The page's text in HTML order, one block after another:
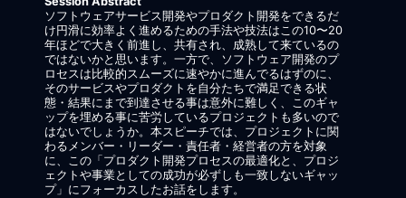
ソフトウェアサービス開発やプロダクト開発をできるだ
け円滑に効率よく進めるための手法や技法はこの10〜20
年ほどで大きく前進し、共有され、成熟して来ているの
ではないかと思います。一方で、ソフトウェア開発のプ
ロセスは比較的スムーズに速やかに進んでるはずのに、
そのサービスやプロダクトを自分たちで満足できる状
態・結果にまで到達させる事は意外に難しく、このギャ
ップを埋める事に苦労しているプロジェクトも多いので
はないでしょうか。本スピーチでは、プロジェクトに関
わるメンバー・リーダー・責任者・経営者の方を対象
に、この「プロダクト開発プロセスの最適化と、プロジ
ェクトや事業としての成功が必ずしも一致しないギャッ
プ」にフォーカスしたお話をします。